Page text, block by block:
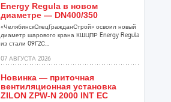
Energy Regula в новом
диаметре — DN400/350
«ЧелябинскСпецГражданСтрой» освоил новый
диаметр шарового крана КШЦПР Energy Regula
из стали 09Г2С...
07 АВГУСТА 2026
Новинка — приточная
вентиляционная установка
ZILON ZPW-N 2000 INT EC